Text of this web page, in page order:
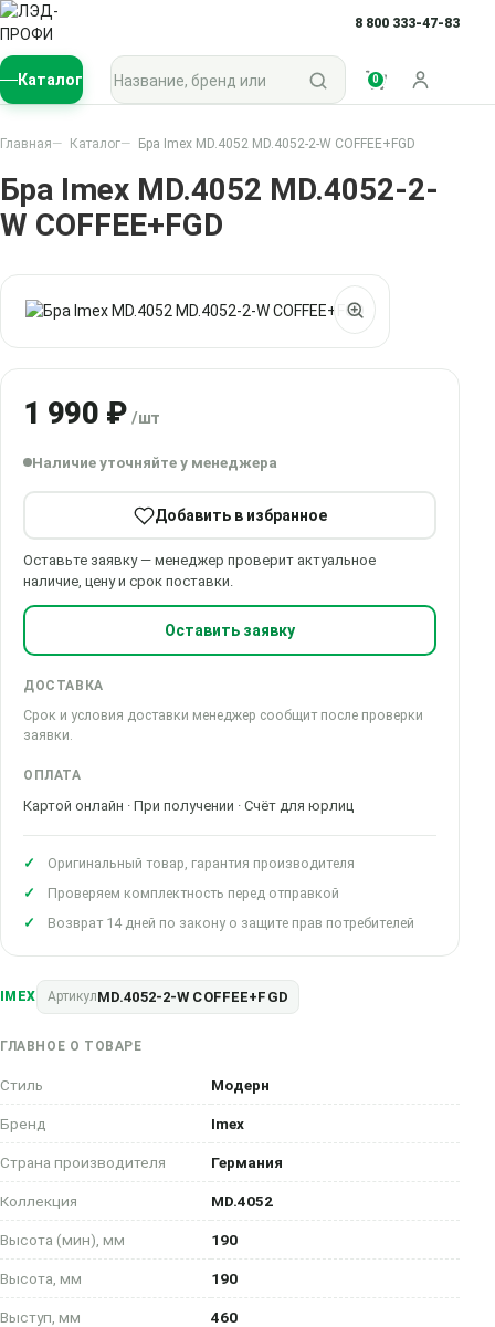
8 800 333-47-83
Каталог
Поиск по каталогу
0
Войти
Главная Каталог Бра Imex MD.4052 MD.4052-2-W COFFEE+FGD
Бра Imex MD.4052 MD.4052-2-
W COFFEE+FGD
IMEX АртикулMD.4052-2-W COFFEE+FGD
ГЛАВНОЕ О ТОВАРЕ
Стиль Модерн
Бренд Imex
Страна производителя Германия
Коллекция MD.4052
Высота (мин), мм 190
Высота, мм 190
Выступ, мм 460
1 990 ₽ /шт
Наличие уточняйте у менеджера
Добавить в избранное
Оставьте заявку — менеджер проверит актуальное
наличие, цену и срок поставки.
Оставить заявку
ДОСТАВКА
Срок и условия доставки менеджер сообщит после проверки
заявки.
ОПЛАТА
Картой онлайн · При получении · Счёт для юрлиц
Оригинальный товар, гарантия производителя
Проверяем комплектность перед отправкой
Возврат 14 дней по закону о защите прав потребителей